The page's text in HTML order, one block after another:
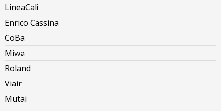
LineaCali
Enrico Cassina
CoBa
Miwa
Roland
Viair
Mutai